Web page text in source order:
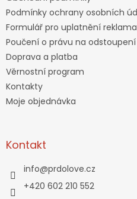
Podmínky ochrany osobních
Formulář pro uplatnění
Poučení o právu na
Doprava a platba
Věrnostní program
Kontakty
Moje objednávka
Kontakt
info@prdolove.cz
+420 602 210 552